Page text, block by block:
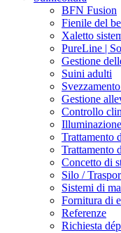
BFN Fusion
Fienile del
Xaletto
PureLine |
Gestione
Suini adulti
Gestione
Controllo
Trattamento
Trattamento
Concetto di
Silo /
Sistemi di
Fornitura di
Referenze
Richiesta